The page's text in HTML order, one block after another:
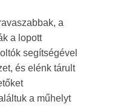
a
a lopott
segítségével
és elénk tárult
a műhelyt